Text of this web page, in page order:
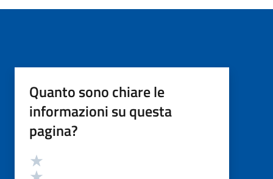
Quanto sono chiare le
informazioni su questa
pagina?
Valutazione